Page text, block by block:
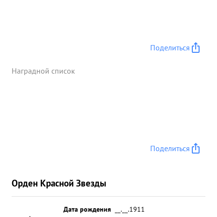
Поделиться
Наградной список
Поделиться
Орден Красной Звезды
Дата рождения
__.__.1911